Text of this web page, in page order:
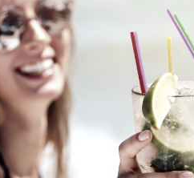
No entanto, nem
à primeira vista,
de queimaduras, com
rapidamente e
Silvano Barreto,
e descamação.
queimaduras solares